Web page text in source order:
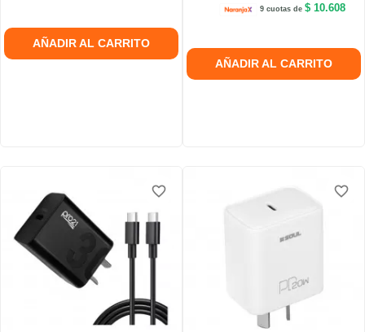
AÑADIR AL CARRITO
9 cuotas de$ 10.608
AÑADIR AL CARRITO
favorite_border
favorite_border
favorite_border favorite_border
favorite_border
favorite_border